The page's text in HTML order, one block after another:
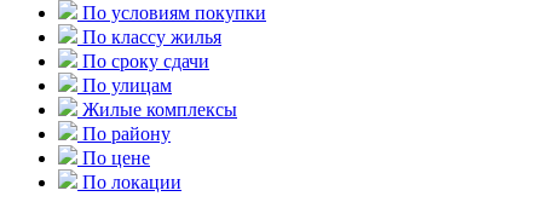
По условиям покупки
По классу жилья
По сроку сдачи
По улицам
Жилые комплексы
По району
По цене
По локации